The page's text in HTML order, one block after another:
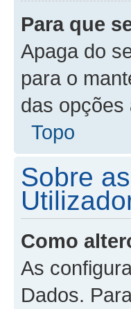
Para que
Apaga do
para o
das opções
Topo
Sobre
Como
As
Dados.